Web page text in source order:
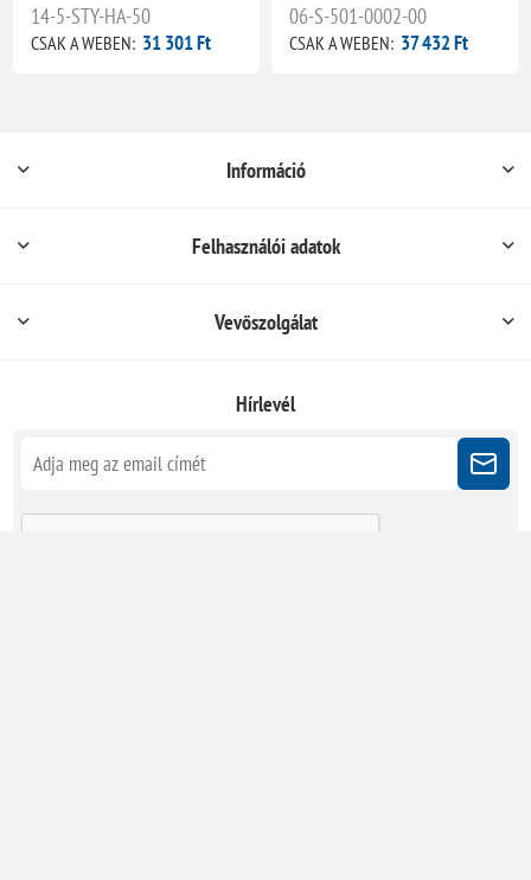
14-5-STY-HA-50
CSAK A WEBEN: 31 301 Ft
06-S-501-0002-00
CSAK A WEBEN: 37 432 Ft
Információ
Felhasználói adatok
Vevőszolgálat
Hírlevél